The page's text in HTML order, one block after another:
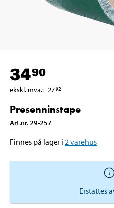
3490
ekskl. mva.: 2792
Presenninstape
Art.nr. 29-257
Finnes på lager i 2 varehus
Erstattes